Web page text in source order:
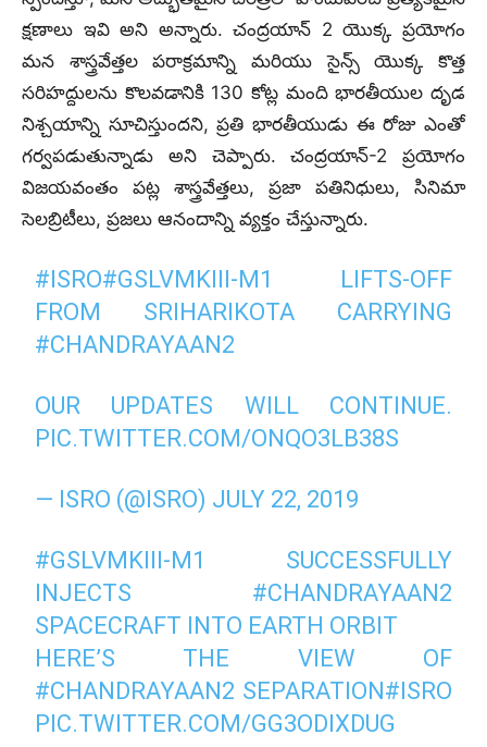
క్షణాలు ఇవి అని అన్నారు. చంద్రయాన్ 2 యొక్క ప్రయోగం
మన శాస్త్రవేత్తల పరాక్రమాన్ని మరియు సైన్స్ యొక్క కొత్త
సరిహద్దులను కొలవడానికి 130 కోట్ల మంది భారతీయుల దృడ
నిశ్చయాన్ని సూచిస్తుందని, ప్రతి భారతీయుడు ఈ రోజు ఎంతో
గర్వపడుతున్నాడు అని చెప్పారు. చంద్రయాన్-2 ప్రయోగం
విజయవంతం పట్ల శాస్త్రవేత్తలు, ప్రజా పతినిధులు, సినిమా
సెలబ్రిటీలు, ప్రజలు ఆనందాన్ని వ్యక్తం చేస్తున్నారు.
#ISRO#GSLVMKIII-M1 LIFTS-OFF
FROM SRIHARIKOTA CARRYING
#CHANDRAYAAN2
OUR UPDATES WILL CONTINUE.
PIC.TWITTER.COM/ONQO3LB38S
— ISRO (@ISRO) JULY 22, 2019
#GSLVMKIII-M1 SUCCESSFULLY
INJECTS #CHANDRAYAAN2
SPACECRAFT INTO EARTH ORBIT
HERE’S THE VIEW OF
#CHANDRAYAAN2 SEPARATION#ISRO
PIC.TWITTER.COM/GG3ODIXDUG